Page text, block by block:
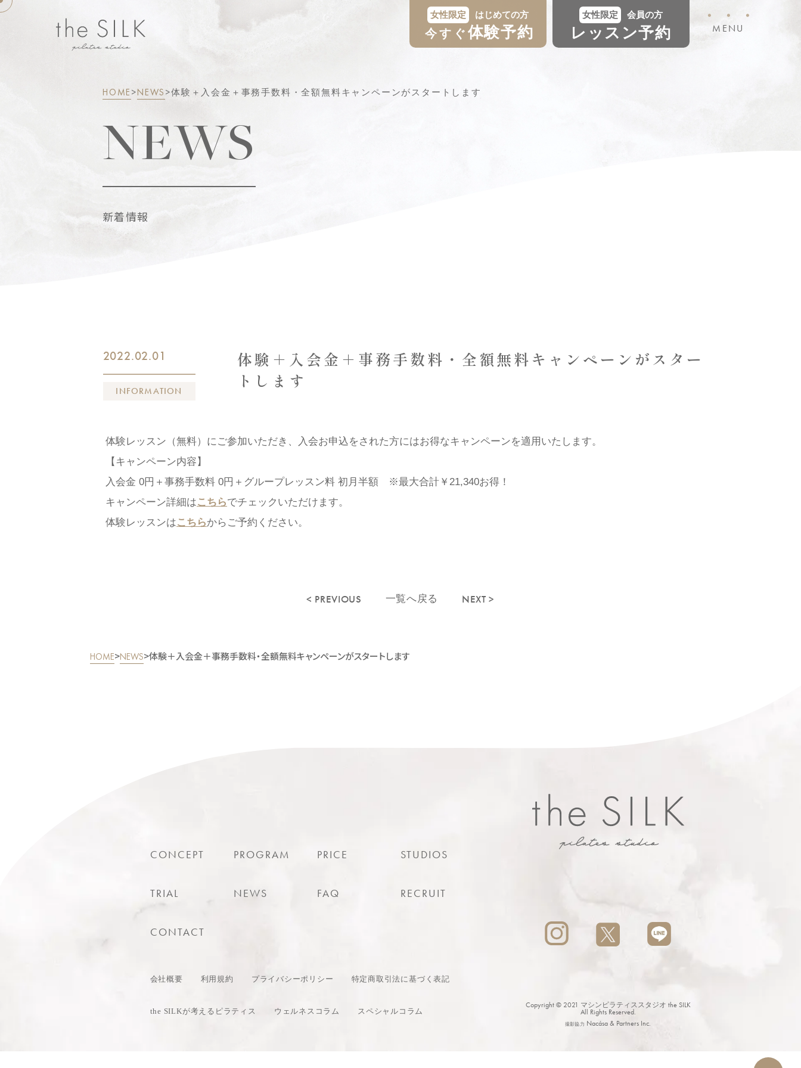
HOME >NEWS >体験＋入会金＋事務手数料・全額無料キャンペーンがスタートします
NEWS
新着情報
2022.02.01
INFORMATION
体験＋入会金＋事務手数料・全額無料キャンペーンがスター
トします
体験レッスン（無料）にご参加いただき、入会お申込をされた方にはお得なキャンペーンを適用いたします。
【キャンペーン内容】
入会金 0円＋事務手数料 0円＋グループレッスン料 初月半額 ※最大合計￥21,340お得！
キャンペーン詳細はこちらでチェックいただけます。
体験レッスンはこちらからご予約ください。
< PREVIOUS 一覧へ戻る NEXT >
HOME>NEWS>体験＋入会金＋事務手数料・全額無料キャンペーンがスタートします
CONCEPT PROGRAM PRICE STUDIOS
TRIAL NEWS FAQ RECRUIT
CONTACT
会社概要 利用規約 プライバシーポリシー 特定商取引法に基づく表記
the SILKが考えるピラティス ウェルネスコラム スペシャルコラム
Copyright © 2021 マシンピラティススタジオ the SILK
All Rights Reserved.
撮影協力 Nacása & Partners Inc.
女性限定 はじめての方
今すぐ 体験予約
女性限定 会員の方
レッスン予約
・・・
MENU